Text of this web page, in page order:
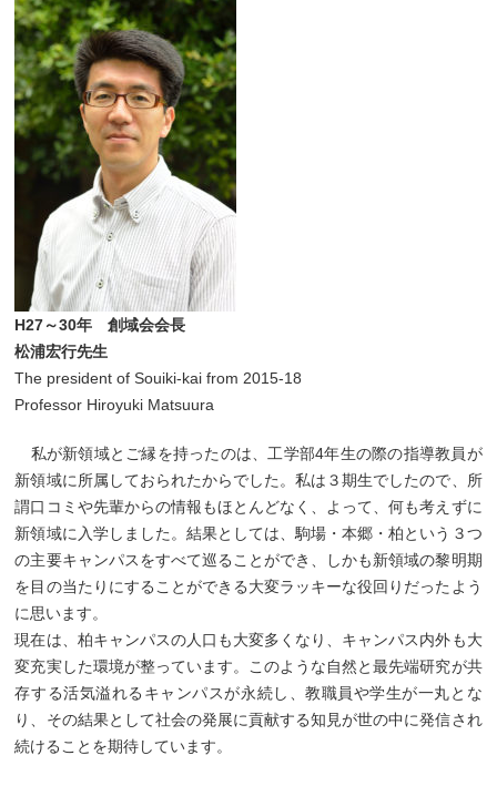
H27～30年 創域会会長
松浦宏行先生
The president of Souiki-kai from 2015-18
Professor Hiroyuki Matsuura
私が新領域とご縁を持ったのは、工学部4年生の際の指導教員が
新領域に所属しておられたからでした。私は３期生でしたので、所
謂口コミや先輩からの情報もほとんどなく、よって、何も考えずに
新領域に入学しました。結果としては、駒場・本郷・柏という３つ
の主要キャンパスをすべて巡ることができ、しかも新領域の黎明期
を目の当たりにすることができる大変ラッキーな役回りだったよう
に思います。
現在は、柏キャンパスの人口も大変多くなり、キャンパス内外も大
変充実した環境が整っています。このような自然と最先端研究が共
存する活気溢れるキャンパスが永続し、教職員や学生が一丸とな
り、その結果として社会の発展に貢献する知見が世の中に発信され
続けることを期待しています。